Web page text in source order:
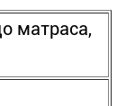
матраса,